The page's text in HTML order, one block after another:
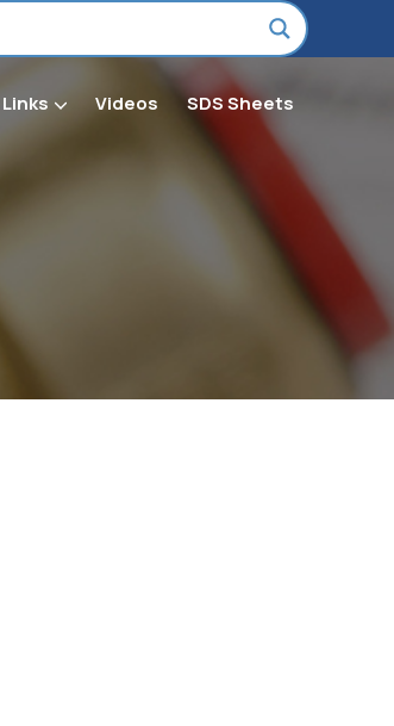
Links Videos SDS Sheets